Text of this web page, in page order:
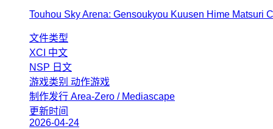
Touhou Sky Arena: Gensoukyou Kuusen Hime Matsuri
文件类型
XCI 中文
NSP 日文
游戏类别 动作游戏
制作发行 Area-Zero / Mediascape
更新时间
2026-04-24